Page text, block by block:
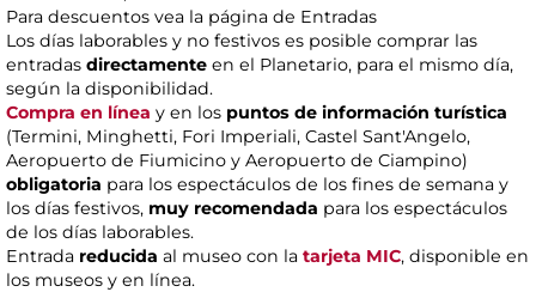
Para descuentos vea la página de Entradas
Los días laborables y no festivos es posible comprar las
entradas directamente en el Planetario, para el mismo día,
según la disponibilidad.
Compra en línea y en los puntos de información turística
(Termini, Minghetti, Fori Imperiali, Castel Sant'Angelo,
Aeropuerto de Fiumicino y Aeropuerto de Ciampino)
obligatoria para los espectáculos de los fines de semana y
los días festivos, muy recomendada para los espectáculos
de los días laborables.
Entrada reducida al museo con la tarjeta MIC, disponible en
los museos y en línea.